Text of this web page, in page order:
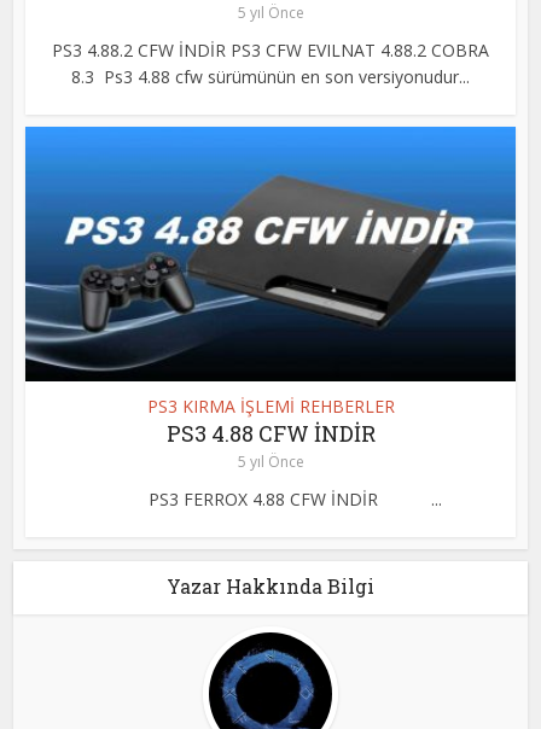
5 yıl Önce
PS3 4.88.2 CFW İNDİR PS3 CFW EVILNAT 4.88.2 COBRA
8.3 Ps3 4.88 cfw sürümünün en son versiyonudur...
PS3 KIRMA İŞLEMİ REHBERLER
PS3 4.88 CFW İNDİR
5 yıl Önce
PS3 FERROX 4.88 CFW İNDİR ...
Yazar Hakkında Bilgi